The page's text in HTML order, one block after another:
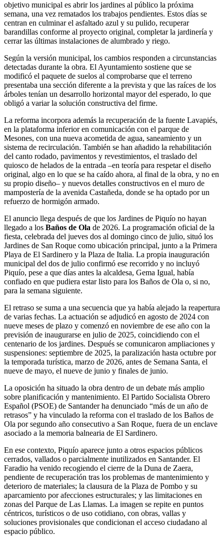
objetivo municipal es abrir los jardines al público la próxima
semana, una vez rematados los trabajos pendientes. Estos días se
centran en culminar el asfaltado azul y su pulido, recuperar
barandillas conforme al proyecto original, completar la jardinería y
cerrar las últimas instalaciones de alumbrado y riego.
Según la versión municipal, los cambios responden a circunstancias
detectadas durante la obra. El Ayuntamiento sostiene que se
modificó el paquete de suelos al comprobarse que el terreno
presentaba una sección diferente a la prevista y que las raíces de los
árboles tenían un desarrollo horizontal mayor del esperado, lo que
obligó a variar la solución constructiva del firme.
La reforma incorpora además la recuperación de la fuente Lavapiés,
en la plataforma inferior en comunicación con el parque de
Mesones, con una nueva acometida de agua, saneamiento y un
sistema de recirculación. También se han añadido la rehabilitación
del canto rodado, pavimentos y revestimientos, el traslado del
quiosco de helados de la entrada –en teoría para respetar el diseño
original, algo en lo que se ha caído ahora, al final de la obra, y no en
su propio diseño– y nuevos detalles constructivos en el muro de
mampostería de la avenida Castañeda, donde se ha optado por un
refuerzo de hormigón armado.
El anuncio llega después de que los Jardines de Piquío no hayan
llegado a los Baños de Ola de 2026. La programación oficial de la
fiesta, celebrada del jueves dos al domingo cinco de julio, situó los
Jardines de San Roque como ubicación principal, junto a la Primera
Playa de El Sardinero y la Plaza de Italia. La propia inauguración
municipal del dos de julio confirmó ese recorrido y no incluyó
Piquío, pese a que días antes la alcaldesa, Gema Igual, había
confiado en que pudiera estar listo para los Baños de Ola o, si no,
para la semana siguiente.
El retraso se suma a una secuencia que ya había alejado la reapertura
de varias fechas. La actuación se adjudicó en agosto de 2024 con
nueve meses de plazo y comenzó en noviembre de ese año con la
previsión de inaugurarse en julio de 2025, coincidiendo con el
centenario de los jardines. Después se comunicaron ampliaciones y
suspensiones: septiembre de 2025, la paralización hasta octubre por
la temporada turística, marzo de 2026, antes de Semana Santa, el
nueve de mayo, el nueve de junio y finales de junio.
La oposición ha situado la obra dentro de un debate más amplio
sobre planificación y mantenimiento. El Partido Socialista Obrero
Español (PSOE) de Santander ha denunciado “más de un año de
retrasos” y ha vinculado la reforma con el traslado de los Baños de
Ola por segundo año consecutivo a San Roque, fuera de un enclave
asociado a la memoria balnearia de El Sardinero.
En ese contexto, Piquío aparece junto a otros espacios públicos
cerrados, vallados o parcialmente inutilizados en Santander. El
Faradio ha venido recogiendo el cierre de la Duna de Zaera,
pendiente de recuperación tras los problemas de mantenimiento y
deterioro de materiales; la clausura de la Plaza de Pombo y su
aparcamiento por afecciones estructurales; y las limitaciones en
zonas del Parque de Las Llamas. La imagen se repite en puntos
céntricos, turísticos o de uso cotidiano, con obras, vallas y
soluciones provisionales que condicionan el acceso ciudadano al
espacio público.